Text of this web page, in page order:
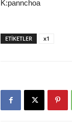
K:pannchoa
ETIKETLER x1